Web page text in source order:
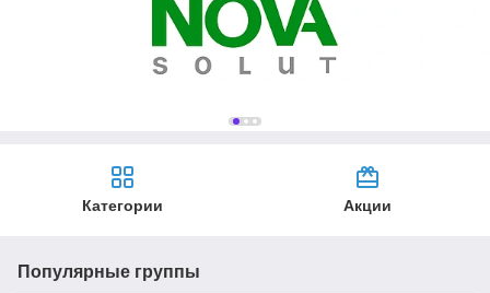
Категории Акции
Популярные группы